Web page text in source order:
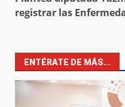
registrar las
ENTÉRATE DE MÁS...